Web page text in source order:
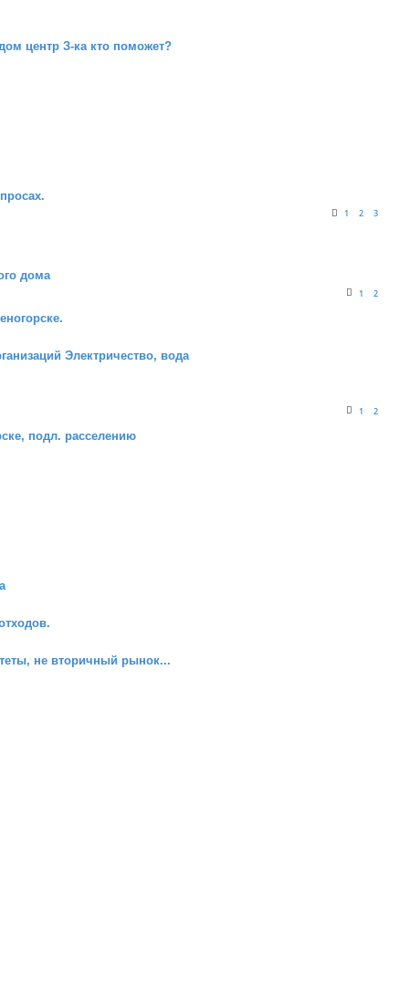
центр З-ка кто поможет?
1 2 3
дома
1 2
Электричество, вода
1 2
подл. расселению
не вторичный рынок...